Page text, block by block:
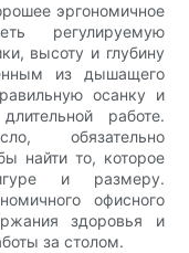
эргономичное
регулируемую
высоту и глубину
из дышащего
осанку и
работе.
обязательно
найти то, которое
и размеру.
офисного
здоровья и
за столом.